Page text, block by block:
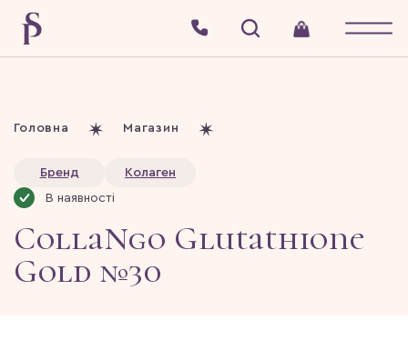
Головна Магазин
Бренд
Колаген
В наявності
CollaNgo Glutathione
Gold №30